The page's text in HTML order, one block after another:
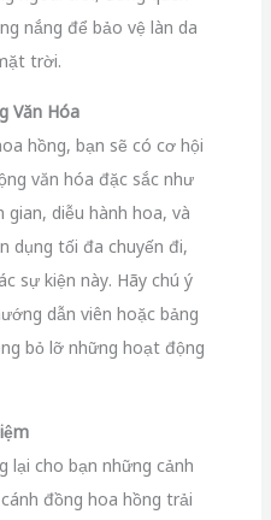
nắng để bảo vệ làn da
trời.
Văn Hóa
hồng, bạn sẽ có cơ hội
văn hóa đặc sắc như
gian, diễu hành hoa, và
dụng tối đa chuyến đi,
sự kiện này. Hãy chú ý
dẫn viên hoặc bảng
bỏ lỡ những hoạt động
lại cho bạn những cảnh
đồng hoa hồng trải